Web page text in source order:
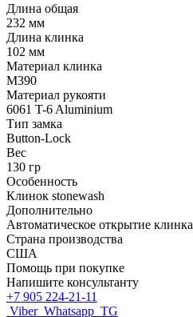
Длина общая
232 мм
Длина клинка
102 мм
Материал клинка
M390
Материал рукояти
6061 T-6 Aluminium
Тип замка
Button-Lock
Вес
130 гр
Особенность
Клинок stonewash
Дополнительно
Автоматическое открытие клинка
Страна производства
США
Помощь при покупке
Напишите консультанту
+7 905 224-21-11
Viber Whatsapp TG